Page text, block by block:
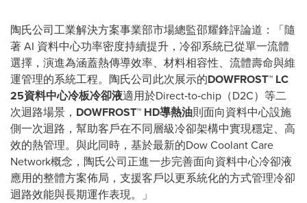
陶氏公司工業解決方案事業部市場總監邵耀鋒評論道：「隨
著 AI 資料中心功率密度持續提升，冷卻系統已從單一流體
選擇，演進為涵蓋熱傳導效率、材料相容性、流體壽命與維
運管理的系統工程。陶氏公司此次展示的DOWFROST™ LC
25資料中心冷板冷卻液適用於Direct‑to‑chip（D2C）等二
次迴路場景， DOWFROST™ HD導熱油則面向資料中心設施
側一次迴路，幫助客戶在不同層級冷卻架構中實現穩定、高
效的熱管理。與此同時，基於最新的Dow Coolant Care
Network概念，陶氏公司正進一步完善面向資料中心冷卻液
應用的整體方案佈局 ，支援客戶以更系統化的方式管理冷卻
迴路效能與長期運作表現。」